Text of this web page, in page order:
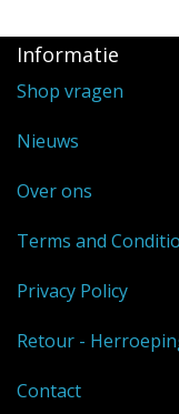
Informatie
Shop vragen
Nieuws
Over ons
Terms and
Privacy Policy
Retour -
Contact